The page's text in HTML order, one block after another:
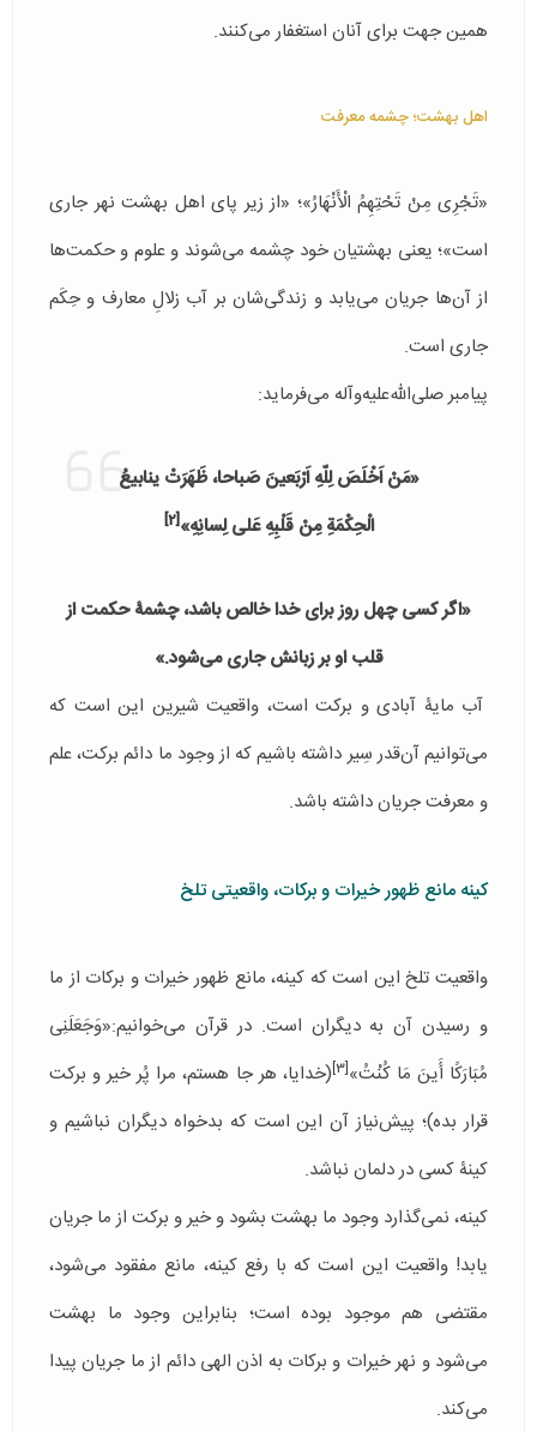
همین جهت برای آنان استغفار می‌کنند.
اهل بهشت؛ چشمه معرفت
«تَجْرِی مِنْ تَحْتِهِمُ الْأَنْهَارُ»؛ «از زیر پای اهل بهشت نهر جاری
است»؛ یعنی بهشتیان خود چشمه می‌شوند و علوم و حکمت‌ها
از آن‌ها جریان می‌یابد و زندگی‌شان بر آب زلالِ معارف و حِکَم
جاری است.
پیامبر صلی‌الله‌علیه‌و‌آله می‌فرماید:
«مَنْ اَخْلَصَ لِلّهِ اَرْبَعینَ صَباحا، ظَهَرَتْ ینابیعُ
الْحِكْمَةِ مِنْ قَلْبِهِ عَلى لِسانِهِ»[2]
«اگر کسی چهل روز برای خدا خالص باشد، چشمۀ حکمت از
قلب او بر زبانش جاری می‌شود.»
آب مایۀ آبادی و برکت است، واقعیت شیرین این است که
می‌توانیم آن‌قدر سِیر داشته باشیم که از وجود ما دائم برکت، علم
و معرفت جریان داشته باشد.
کینه مانع ظهور خیرات و برکات، واقعیتی تلخ
واقعیت تلخ این است که کینه، مانع ظهور خیرات و برکات از ما
و رسیدن آن به دیگران است. در قرآن می‌خوانیم:«وَجَعَلَنِی
مُبَارَكًا أَینَ مَا كُنْتُ»[3]
(خدایا، هر جا هستم، مرا پُر خیر و برکت
قرار بده)؛ پیش‌نیاز آن این است که بدخواه دیگران نباشیم و
کینۀ کسی در دلمان نباشد.
کینه، نمی‌گذارد وجود ما بهشت بشود و خیر و برکت از ما جریان
یابد! واقعیت این است که با رفع کینه، مانع مفقود می‌شود،
مقتضی هم موجود بوده است؛ بنابراین وجود ما بهشت
می‌شود و نهر خیرات و برکات به اذن الهی دائم از ما جریان پیدا
می‌کند.